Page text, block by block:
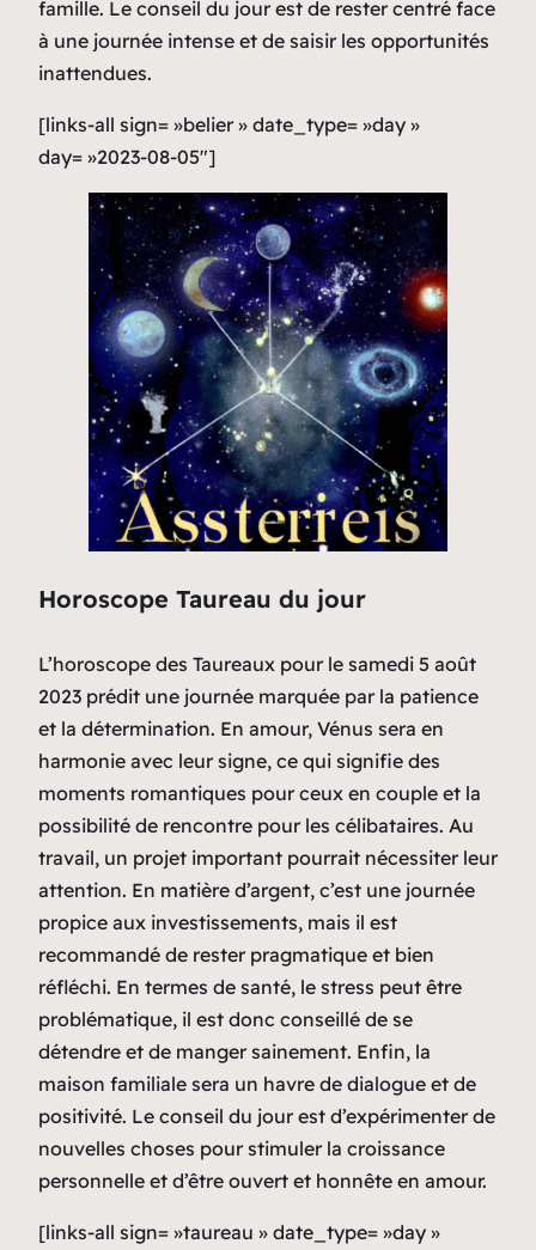
famille. Le conseil du jour est de rester centré face
à une journée intense et de saisir les opportunités
inattendues.
[links-all sign= »belier » date_type= »day »
day= »2023-08-05″]
Horoscope Taureau du jour
L’horoscope des Taureaux pour le samedi 5 août
2023 prédit une journée marquée par la patience
et la détermination. En amour, Vénus sera en
harmonie avec leur signe, ce qui signifie des
moments romantiques pour ceux en couple et la
possibilité de rencontre pour les célibataires. Au
travail, un projet important pourrait nécessiter leur
attention. En matière d’argent, c’est une journée
propice aux investissements, mais il est
recommandé de rester pragmatique et bien
réfléchi. En termes de santé, le stress peut être
problématique, il est donc conseillé de se
détendre et de manger sainement. Enfin, la
maison familiale sera un havre de dialogue et de
positivité. Le conseil du jour est d’expérimenter de
nouvelles choses pour stimuler la croissance
personnelle et d’être ouvert et honnête en amour.
[links-all sign= »taureau » date_type= »day »